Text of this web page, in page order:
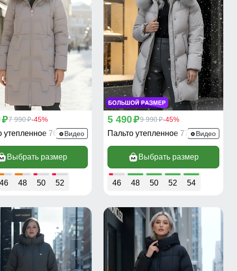
p7 990p-45%
утепленное 7638SK
Видео
Выбрать размер
46 48 50 52
5 490p9 990p-45%
Пальто утепленное 7745SK
Видео
Выбрать размер
46 48 50 52 54